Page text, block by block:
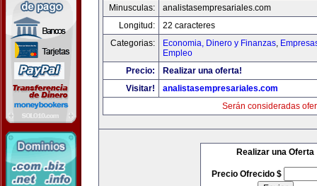
Minusculas:
analistasempresariales.com
Longitud:
22 caracteres
Categorias:
Economia, Dinero y Finanzas,
Empleo
Precio:
Realizar una oferta!
Visitar!
analistasempresariales.com
Serán consideradas
Realizar una Oferta
Precio Ofrecido $